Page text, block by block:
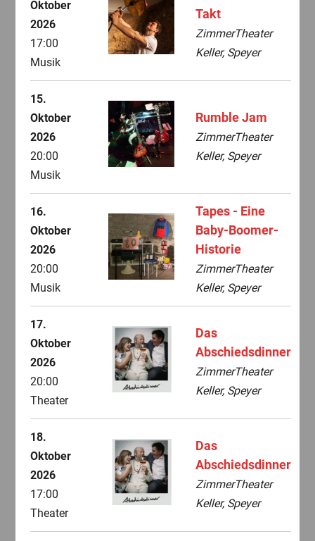
Oktober
2026
17:00
Musik
Takt
ZimmerTheater
Keller, Speyer
15.
Oktober
2026
20:00
Musik
Rumble Jam
ZimmerTheater
Keller, Speyer
16.
Oktober
2026
20:00
Musik
Tapes - Eine
Baby-Boomer-
Historie
ZimmerTheater
Keller, Speyer
17.
Oktober
2026
20:00
Theater
Das
Abschiedsdinner
ZimmerTheater
Keller, Speyer
18.
Oktober
2026
17:00
Theater
Das
Abschiedsdinner
ZimmerTheater
Keller, Speyer